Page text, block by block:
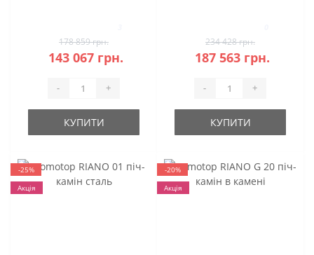
178 859 грн.
143 067 грн.
- +
КУПИТИ
камера)
234 428 грн.
187 563 грн.
- +
КУПИТИ
-25%
Акція
-20%
Акція